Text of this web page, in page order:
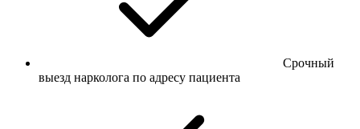
Срочный
выезд нарколога по адресу пациента